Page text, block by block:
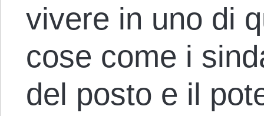
vivere in uno di
cose come i
del posto e il